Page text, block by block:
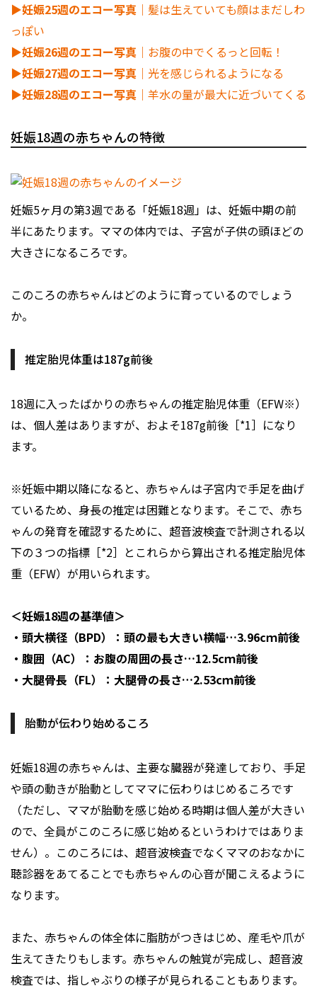
▶︎妊娠25週のエコー写真 ｜髪は生えていても顔はまだしわ
っぽい
▶︎妊娠26週のエコー写真 ｜お腹の中でくるっと回転！
▶︎妊娠27週のエコー写真 ｜光を感じられるようになる
▶︎妊娠28週のエコー写真 ｜羊水の量が最大に近づいてくる
妊娠18週の赤ちゃんの特徴
妊娠5ヶ月の第3週である「妊娠18週」は、妊娠中期の前
半にあたります。ママの体内では、子宮が子供の頭ほどの
大きさになるころです。
このころの赤ちゃんはどのように育っているのでしょう
か。
推定胎児体重は187g前後
18週に入ったばかりの赤ちゃんの推定胎児体重（EFW※）
は、個人差はありますが、およそ187g前後［*1］になり
ます。
※妊娠中期以降になると、赤ちゃんは子宮内で手足を曲げ
ているため、身長の推定は困難となります。そこで、赤ち
ゃんの発育を確認するために、超音波検査で計測される以
下の３つの指標［*2］とこれらから算出される推定胎児体
重（EFW）が用いられます。
＜妊娠18週の基準値＞
・頭大横径（BPD）：頭の最も大きい横幅…3.96cｍ前後
・腹囲（AC）：お腹の周囲の長さ…12.5cｍ前後
・大腿骨長（FL）：大腿骨の長さ…2.53cｍ前後
胎動が伝わり始めるころ
妊娠18週の赤ちゃんは、主要な臓器が発達しており、手足
や頭の動きが胎動としてママに伝わりはじめるころです
（ただし、ママが胎動を感じ始める時期は個人差が大きい
ので、全員がこのころに感じ始めるというわけではありま
せん）。このころには、超音波検査でなくママのおなかに
聴診器をあてることでも赤ちゃんの心音が聞こえるように
なります。
また、赤ちゃんの体全体に脂肪がつきはじめ、産毛や爪が
生えてきたりもします。赤ちゃんの触覚が完成し、超音波
検査では、指しゃぶりの様子が見られることもあります。